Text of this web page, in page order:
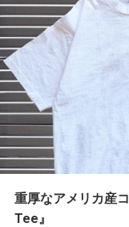
重厚なアメリカ産
Tee』